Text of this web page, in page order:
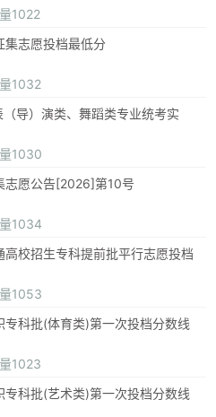
1022
志愿投档最低分
1032
导）演类、舞蹈类专业统考实
1030
志愿公告[2026]第10号
1034
高校招生专科提前批平行志愿投档
1053
科批(体育类)第一次投档分数线
1023
科批(艺术类)第一次投档分数线